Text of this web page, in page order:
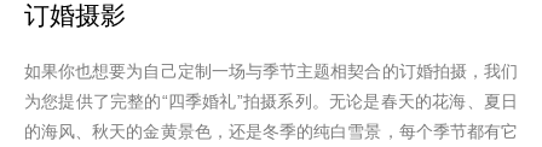
订婚摄影
如果你也想要为自己定制一场与季节主题相契合的订婚拍摄，我们
为您提供了完整的“四季婚礼”拍摄系列。无论是春天的花海、夏日
的海风、秋天的金黄景色，还是冬季的纯白雪景，每个季节都有它